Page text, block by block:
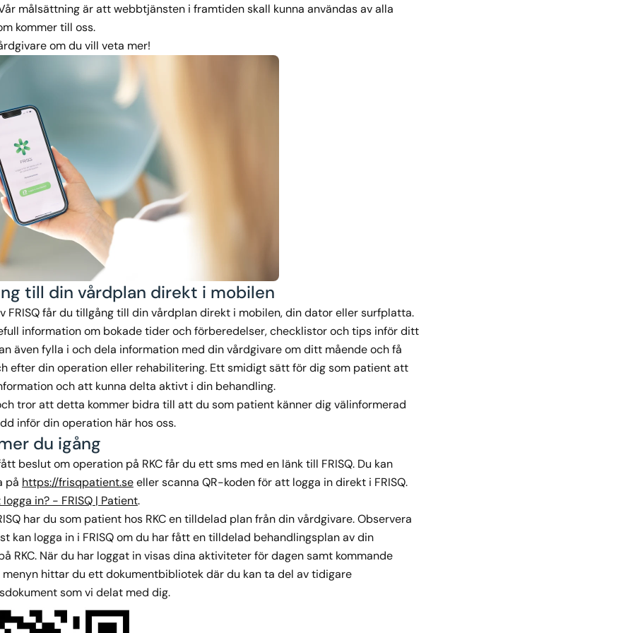
målsättning är att webbtjänsten i framtiden skall kunna användas av alla
kommer till oss.
om du vill veta mer!
till din vårdplan direkt i mobilen
FRISQ får du tillgång till din vårdplan direkt i mobilen, din dator eller surfplatta.
information om bokade tider och förberedelser, checklistor och tips inför ditt
även fylla i och dela information med din vårdgivare om ditt mående och få
efter din operation eller rehabilitering. Ett smidigt sätt för dig som patient att
och att kunna delta aktivt i din behandling.
tror att detta kommer bidra till att du som patient känner dig välinformerad
inför din operation här hos oss.
du igång
beslut om operation på RKC får du ett sms med en länk till FRISQ. Du kan
på https://frisqpatient.seeller scanna QR-koden för att logga in direkt i FRISQ.
in? - FRISQ | Patient.
har du som patient hos RKC en tilldelad plan från din vårdgivare. Observera
kan logga in i FRISQ om du har fått en tilldelad behandlingsplan av din
RKC. När du har loggat in visas dina aktiviteter för dagen samt kommande
menyn hittar du ett dokumentbibliotek där du kan ta del av tidigare
som vi delat med dig.